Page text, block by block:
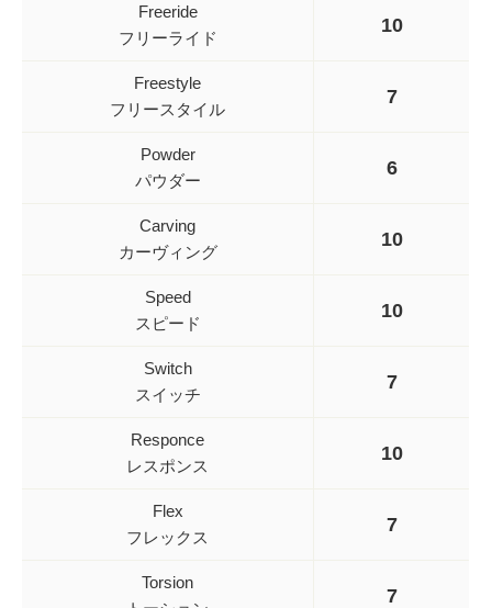
Freeride
フリーライド
10
Freestyle
フリースタイル
7
Powder
パウダー
6
Carving
カーヴィング
10
Speed
スピード
10
Switch
スイッチ
7
Responce
レスポンス
10
Flex
フレックス
7
Torsion
7